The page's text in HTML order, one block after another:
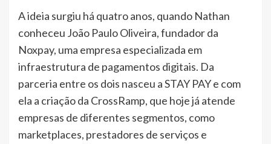
A ideia surgiu há quatro anos, quando Nathan
conheceu João Paulo Oliveira, fundador da
Noxpay, uma empresa especializada em
infraestrutura de pagamentos digitais. Da
parceria entre os dois nasceu a STAY PAY e com
ela a criação da CrossRamp, que hoje já atende
empresas de diferentes segmentos, como
marketplaces, prestadores de serviços e